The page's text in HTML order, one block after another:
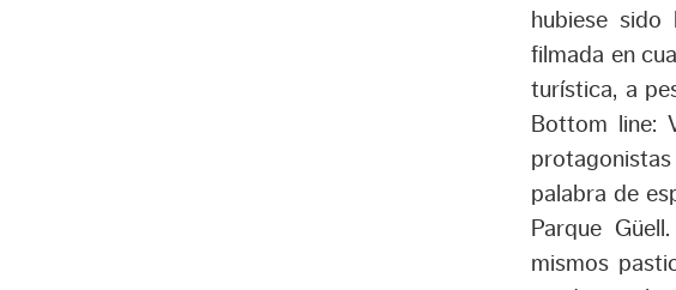
hubiese
filmada en
turística, a
Bottom line:
palabra de
Parque
mismos